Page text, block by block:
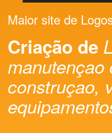
Maior site de
Criação de
manutençao
construçao,